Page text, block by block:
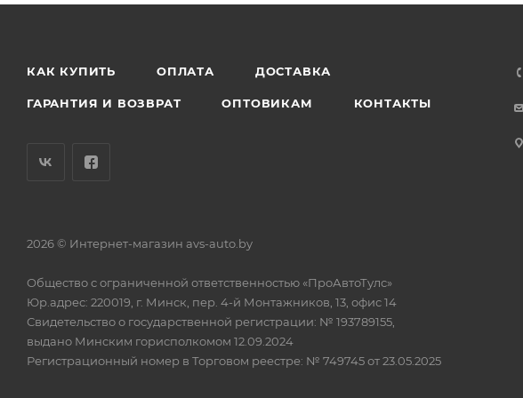
КАК КУПИТЬ ОПЛАТА ДОСТАВКА
ГАРАНТИЯ И ВОЗВРАТ ОПТОВИКАМ КОНТАКТЫ
2026 © Интернет-магазин avs-auto.by
Общество с ограниченной ответственностью «ПроАвтоТулс»
Юр.адрес: 220019, г. Минск, пер. 4-й Монтажников, 13, офис 14
Свидетельство о государственной регистрации: № 193789155,
выдано Минским горисполкомом 12.09.2024
Регистрационный номер в Торговом реестре: № 749745 от 23.05.2025